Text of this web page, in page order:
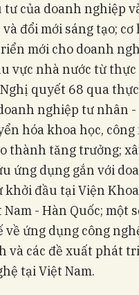
của doanh nghiệp
đổi mới sáng tạo; cơ
mới cho doanh
vực nhà nước từ
quyết 68 qua
nghiệp tư nhân
hóa khoa học, công
thành tăng trưởng;
ứng dụng gắn với
khởi đầu tại Viện
Nam - Hàn Quốc; một
về ứng dụng công
và các đề xuất phát
tại Việt Nam.